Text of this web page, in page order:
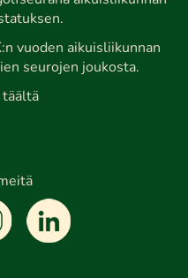
vuoden aikuisliikunnan
seurojen joukosta.
täältä